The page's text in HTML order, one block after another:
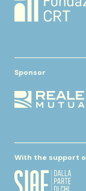
Sponsor
With the support